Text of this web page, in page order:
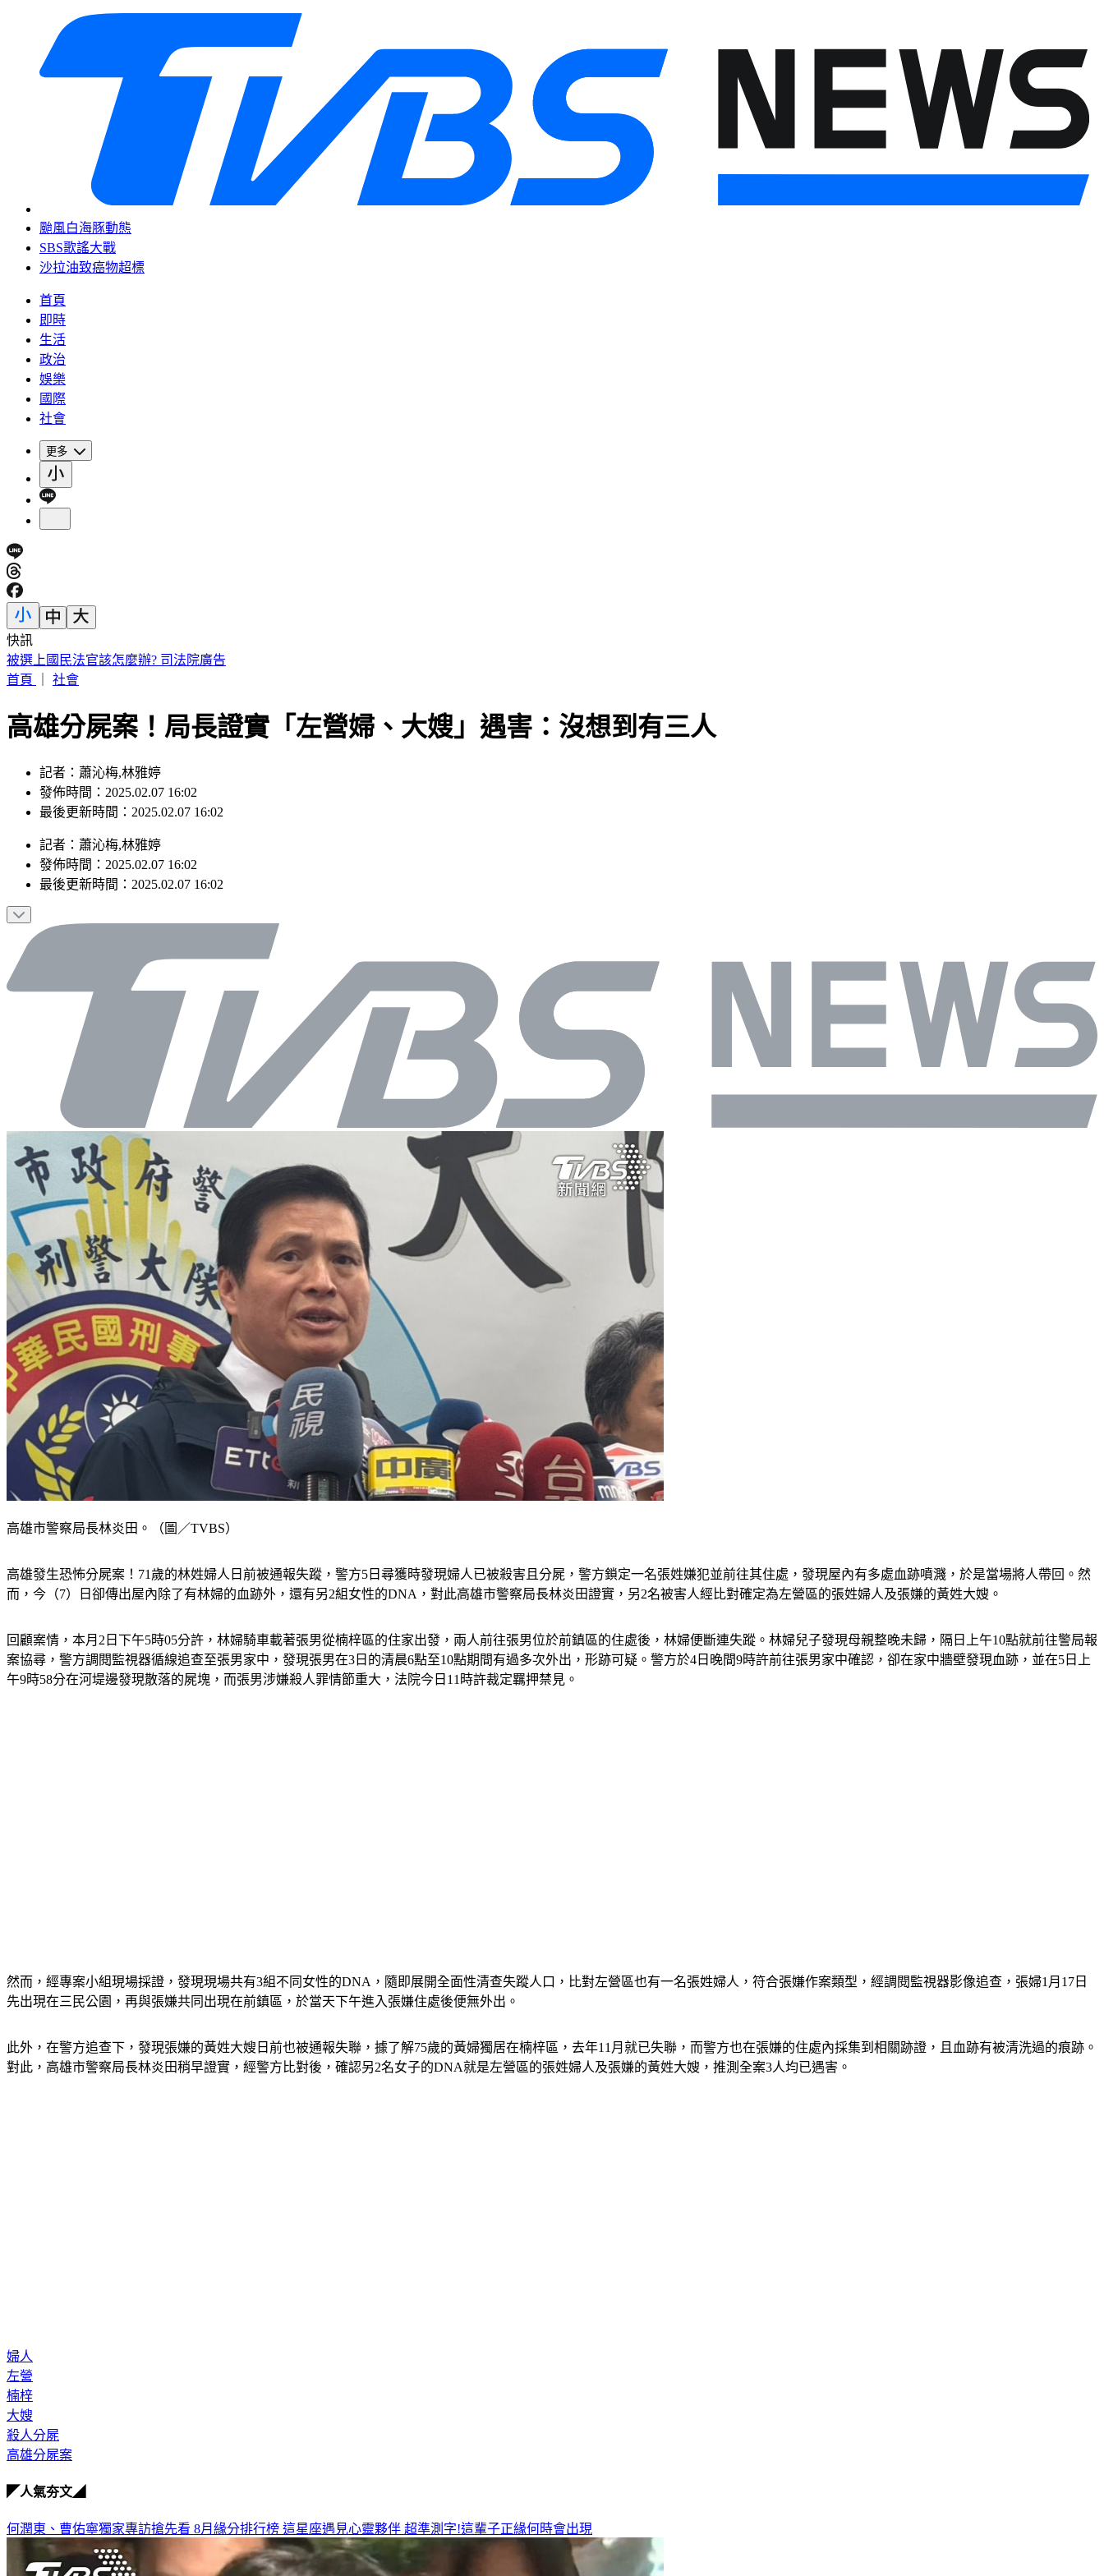
颱風白海豚動態
SBS歌謠大戰
沙拉油致癌物超標
首頁
即時
生活
政治
娛樂
國際
社會
更多
快訊
白海豚颱風路徑又變了！北部首當其衝 風雨最猛時刻曝
首頁
社會
高雄分屍案！局長證實「左營婦、大嫂」遇害：沒想到有三人
記者：蕭沁梅,林雅婷
發佈時間：2025.02.07 16:02
最後更新時間：2025.02.07 16:02
記者 ： 蕭沁梅,林雅婷
發佈時間： 2025.02.07 16:02
最後更新時間： 2025.02.07 16:02
高雄市警察局長林炎田。（圖／TVBS）
高雄發生恐怖分屍案！71歲的林姓婦人日前被通報失蹤，警方5日尋獲時發現婦人已被殺害且分屍，警方鎖定一名張姓嫌犯並前往其住處，發現屋內有多處血跡噴濺，於是當場將人帶回。然
而，今（7）日卻傳出屋內除了有林婦的血跡外，還有另2組女性的DNA，對此高雄市警察局長林炎田證實，另2名被害人經比對確定為左營區的張姓婦人及張嫌的黃姓大嫂。
回顧案情，本月2日下午5時05分許，林婦騎車載著張男從楠梓區的住家出發，兩人前往張男位於前鎮區的住處後，林婦便斷連失蹤。林婦兒子發現母親整晚未歸，隔日上午10點就前往警局報
案協尋，警方調閱監視器循線追查至張男家中，發現張男在3日的清晨6點至10點期間有過多次外出，形跡可疑。警方於4日晚間9時許前往張男家中確認，卻在家中牆壁發現血跡，並在5日上
午9時58分在河堤邊發現散落的屍塊，而張男涉嫌殺人罪情節重大，法院今日11時許裁定羈押禁見。
然而，經專案小組現場採證，發現現場共有3組不同女性的DNA，隨即展開全面性清查失蹤人口，比對左營區也有一名張姓婦人，符合張嫌作案類型，經調閱監視器影像追查，張婦1月17日
先出現在三民公園，再與張嫌共同出現在前鎮區，於當天下午進入張嫌住處後便無外出。
此外，在警方追查下，發現張嫌的黃姓大嫂日前也被通報失聯，據了解75歲的黃婦獨居在楠梓區，去年11月就已失聯，而警方也在張嫌的住處內採集到相關跡證，且血跡有被清洗過的痕跡。
對此，高雄市警察局長林炎田稍早證實，經警方比對後，確認另2名女子的DNA就是左營區的張姓婦人及張嫌的黃姓大嫂，推測全案3人均已遇害。
婦人
左營
楠梓
大嫂
殺人分屍
高雄分屍案
◤人氣夯文◢
何潤東、曹佑寧獨家專訪搶先看 8月緣分排行榜 這星座遇見心靈夥伴 超準測字!這輩子正緣何時會出現